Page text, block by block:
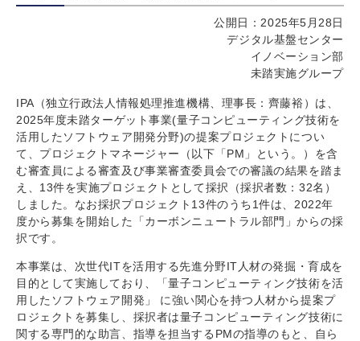
公開日：2025年5月28日
デジタル基盤センター
イノベーション部
未踏実施グループ
IPA（独立行政法人情報処理推進機構、理事長：齊藤裕）は、
2025年度未踏ターゲット事業(量子コンピューティング技術を
活用したソフトウェア開発分野)の提案プロジェクトについ
て、プロジェクトマネージャー（以下「PM」という。）を含
む審査員による審査及び事業審査委員会での審議の結果を踏ま
え、13件を実施プロジェクトとして採択（採択者数：32名）
しました。なお採択プロジェクト13件のうち1件は、2022年
度から募集を開始した「カーボンニュートラル部門」からの採
択です。
本事業は、次世代ITを活用する先進分野IT人材の発掘・育成を
目的として実施しており、「量子コンピューティング技術を活
用したソフトウェア開発」 に強い関心を持つ人材から提案プ
ロジェクトを募集し、採択者は量子コンピューティング技術に
関する専門的な助言、指導を担当するPMの指導のもと、自ら